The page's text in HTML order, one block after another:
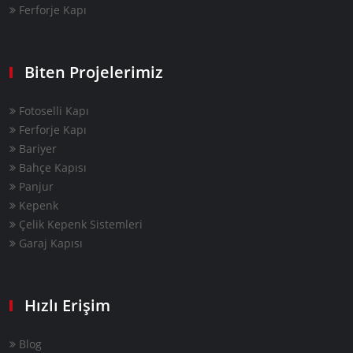
Ferforje Kapı
Biten Projelerimiz
Fotoselli Kapı
Ferforje Kapı
Bariyer
Bahçe Kapısı
Panjur
Kepenk
Çelik Kepenk Sistemleri
Garaj Kapısı
Hızlı Erişim
Blog